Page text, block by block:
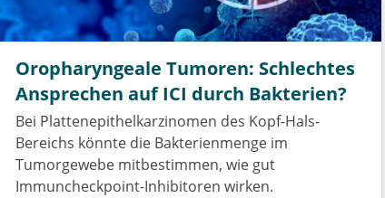
Oropharyngeale Tumoren: Schlechtes
Ansprechen auf ICI durch Bakterien?
Bei Plattenepithelkarzinomen des Kopf-Hals-
Bereichs könnte die Bakterienmenge im
Tumorgewebe mitbestimmen, wie gut
Immuncheckpoint-Inhibitoren wirken.